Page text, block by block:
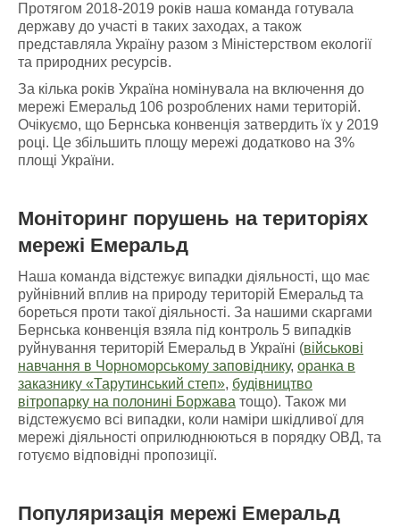
Протягом 2018-2019 років наша команда готувала
державу до участі в таких заходах, а також
представляла Україну разом з Міністерством екології
та природних ресурсів.
За кілька років Україна номінувала на включення до
мережі Емеральд 106 розроблених нами територій.
Очікуємо, що Бернська конвенція затвердить їх у 2019
році. Це збільшить площу мережі додатково на 3%
площі України.
Моніторинг порушень натериторіях
мережі Емеральд
Наша команда відстежує випадки діяльності, що має
руйнівний вплив на природу територій Емеральд та
бореться проти такої діяльності. За нашими скаргами
Бернська конвенція взяла під контроль 5 випадків
руйнування територій Емеральд в Україні (військові
навчання в Чорноморському заповіднику, оранка в
заказнику «Тарутинський степ», будівництво
вітропарку на полонині Боржава тощо). Також ми
відстежуємо всі випадки, коли наміри шкідливої для
мережі діяльності оприлюднюються в порядку ОВД, та
готуємо відповідні пропозиції.
Популяризація мережі Емеральд